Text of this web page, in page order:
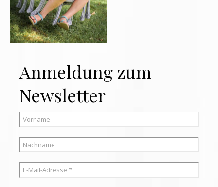
Anmeldung zum
Newsletter